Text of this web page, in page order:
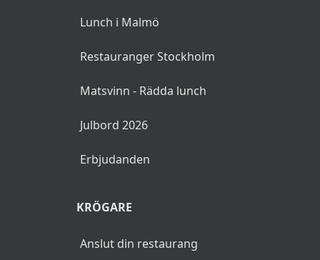
Lunch i Malmö
Restauranger Stockholm
Matsvinn - Rädda lunch
Julbord 2026
Erbjudanden
KRÖGARE
Anslut din restaurang